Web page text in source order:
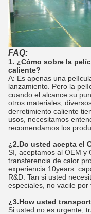
FAQ:
1. ¿Cómo sobre la
caliente?
A: Es apenas una
lanzamiento. Pero la
cuando el alcance su
otros materiales,
derretimiento caliente
usos, necesitamos
recomendamos los
¿2.Do usted acepta el
Sí, aceptamos al OEM y
transferencia de calor
experiencia 10years.
R&D. Tan si usted
especiales, no vacile por
¿3.How usted
Si usted no es urgente,